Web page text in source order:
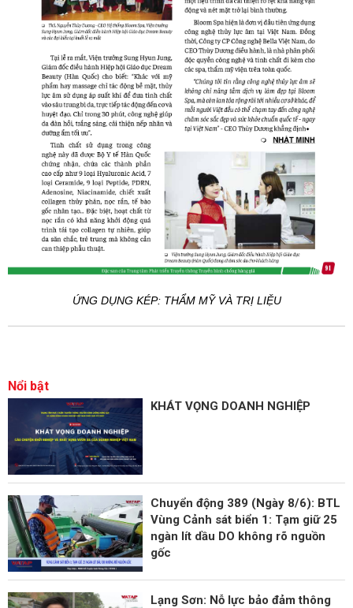
ỨNG DỤNG KÉP: THẨM MỸ VÀ TRỊ LIỆU
Nổi bật
KHÁT VỌNG DOANH NGHIỆP
Chuyển động 389 (Ngày 8/6): BTL
Vùng Cảnh sát biển 1: Tạm giữ 25
ngàn lít dầu DO không rõ nguồn
gốc
Lạng Sơn: Nỗ lực bảo đảm thông